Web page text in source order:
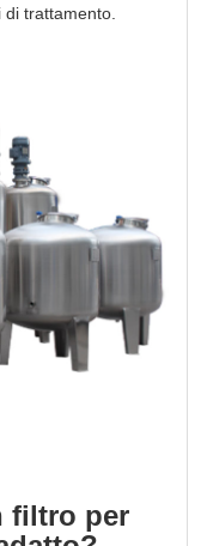
trattamento.
filtro per